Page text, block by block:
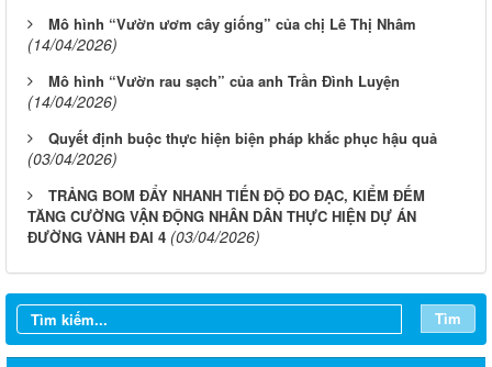
Mô hình “Vườn ươm cây giống” của chị Lê Thị Nhâm
(14/04/2026)
Mô hình “Vườn rau sạch” của anh Trần Đình Luyện
(14/04/2026)
Quyết định buộc thực hiện biện pháp khắc phục hậu quả
(03/04/2026)
TRẢNG BOM ĐẨY NHANH TIẾN ĐỘ ĐO ĐẠC, KIỂM ĐẾM
TĂNG CƯỜNG VẬN ĐỘNG NHÂN DÂN THỰC HIỆN DỰ ÁN
ĐƯỜNG VÀNH ĐAI 4 (03/04/2026)
Tìm